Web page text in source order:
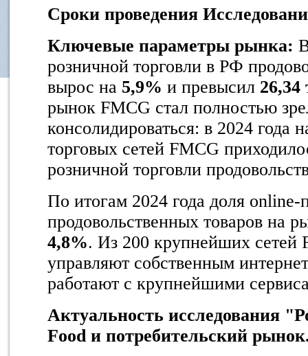
Сроки проведения
Ключевые параметры рынка:
розничной торговли в РФ
вырос на 5,9% и превысил 26,34
рынок FMCG стал полностью
консолидироваться: в 2024 года
торговых сетей FMCG
розничной торговли
По итогам 2024 года доля online-
продовольственных товаров на
4,8%. Из 200 крупнейших сетей
управляют собственным
работают с крупнейшими
Актуальность исследования "
Food и потребительский